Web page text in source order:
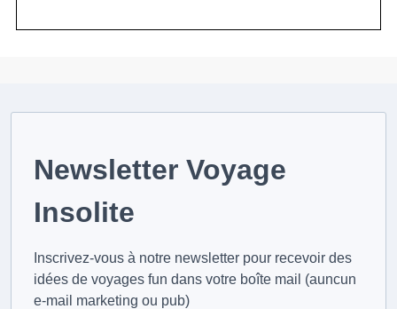
Newsletter Voyage
Insolite
Inscrivez-vous à notre newsletter pour recevoir des
idées de voyages fun dans votre boîte mail (auncun
e-mail marketing ou pub)